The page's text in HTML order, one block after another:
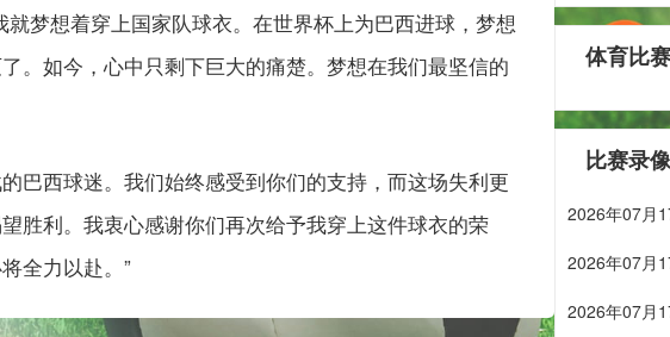
梦想着穿上国家队球衣。在世界杯上为巴西进球，梦想
。如今，心中只剩下巨大的痛楚。梦想在我们最坚信的
巴西球迷。我们始终感受到你们的支持，而这场失利更
胜利。我衷心感谢你们再次给予我穿上这件球衣的荣
全力以赴。”
体育比
比赛录
2026年07月
2026年07月
2026年07月